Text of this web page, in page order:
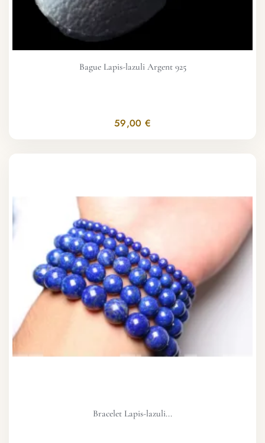
Bague Lapis-lazuli Argent 925
59,00 €
Bracelet Lapis-lazuli...